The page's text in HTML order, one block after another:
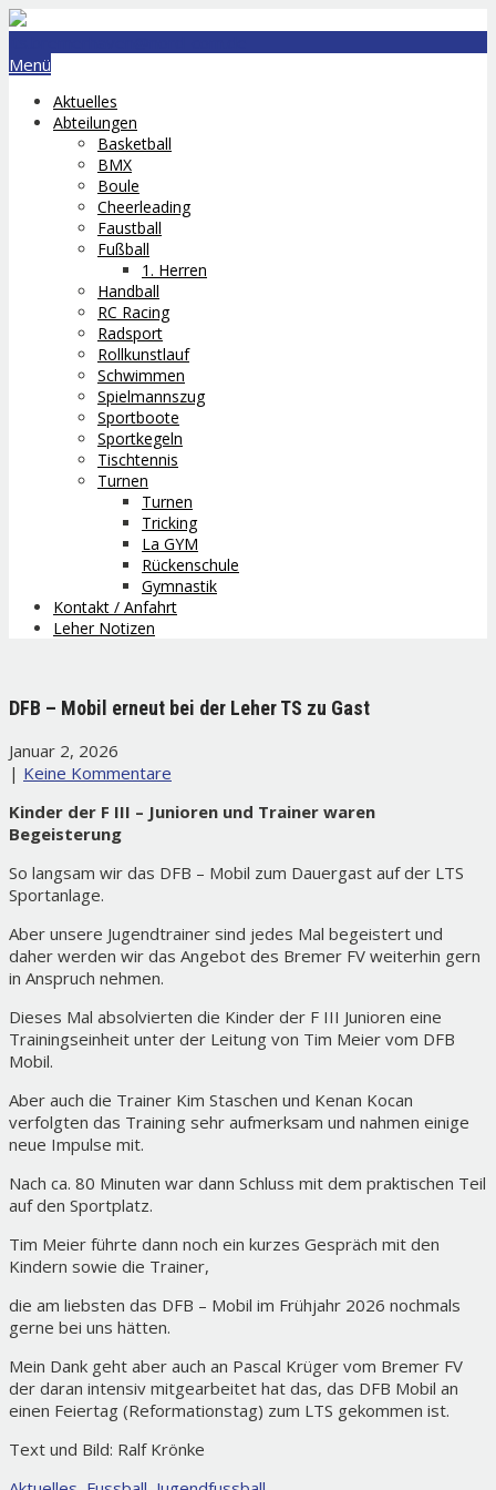
Menü
Aktuelles
Abteilungen
Basketball
BMX
Boule
Cheerleading
Faustball
Fußball
1. Herren
Handball
RC Racing
Radsport
Rollkunstlauf
Schwimmen
Spielmannszug
Sportboote
Sportkegeln
Tischtennis
Turnen
Turnen
Tricking
La GYM
Rückenschule
Gymnastik
Kontakt / Anfahrt
Leher Notizen
DFB – Mobil erneut bei der Leher TS zu Gast
Januar 2, 2026
| Keine Kommentare
Kinder der F III – Junioren und Trainer waren
Begeisterung
So langsam wir das DFB – Mobil zum Dauergast auf der LTS
Sportanlage.
Aber unsere Jugendtrainer sind jedes Mal begeistert und
daher werden wir das Angebot des Bremer FV weiterhin gern
in Anspruch nehmen.
Dieses Mal absolvierten die Kinder der F III Junioren eine
Trainingseinheit unter der Leitung von Tim Meier vom DFB
Mobil.
Aber auch die Trainer Kim Staschen und Kenan Kocan
verfolgten das Training sehr aufmerksam und nahmen einige
neue Impulse mit.
Nach ca. 80 Minuten war dann Schluss mit dem praktischen Teil
auf den Sportplatz.
Tim Meier führte dann noch ein kurzes Gespräch mit den
Kindern sowie die Trainer,
die am liebsten das DFB – Mobil im Frühjahr 2026 nochmals
gerne bei uns hätten.
Mein Dank geht aber auch an Pascal Krüger vom Bremer FV
der daran intensiv mitgearbeitet hat das, das DFB Mobil an
einen Feiertag (Reformationstag) zum LTS gekommen ist.
Text und Bild: Ralf Krönke